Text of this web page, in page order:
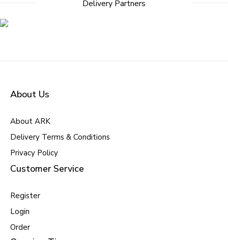
Delivery Partners
About Us
About ARK
Delivery Terms & Conditions
Privacy Policy
Customer Service
Register
Login
Order